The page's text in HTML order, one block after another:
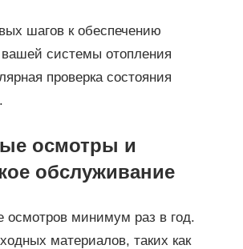
шагов к обеспечению
вашей системы отопления
проверка состояния
осмотры и
обслуживание
осмотров минимум раз в год.
материалов, таких как